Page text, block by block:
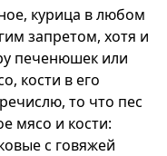
курица в любом
запретом, хотя и
печенюшек или
кости в его
то что пес
мясо и кости:
с говяжей